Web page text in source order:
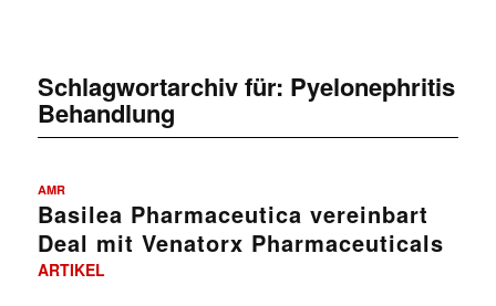
Schlagwortarchiv für: Pyelonephritis
Behandlung
AMR
Basilea Pharmaceutica vereinbart
Deal mit Venatorx Pharmaceuticals
ARTIKEL